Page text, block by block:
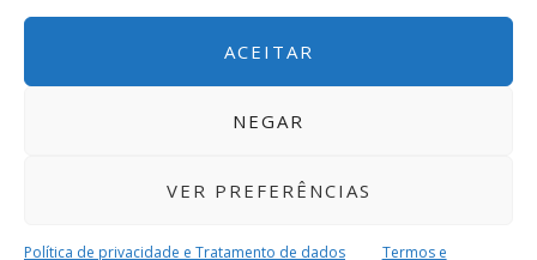
ACEITAR
NEGAR
VER PREFERÊNCIAS
Política de privacidade e Tratamento de dados
Termos e